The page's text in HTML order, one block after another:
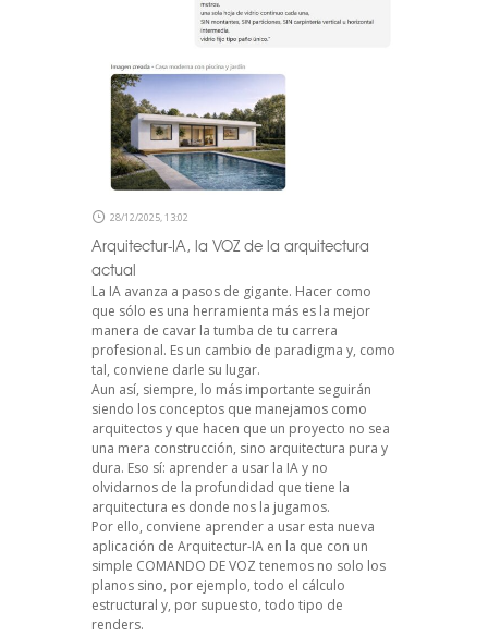
28/12/2025, 13:02
Arquitectur-IA, la VOZ de la arquitectura
actual
La IA avanza a pasos de gigante. Hacer como
que sólo es una herramienta más es la mejor
manera de cavar la tumba de tu carrera
profesional. Es un cambio de paradigma y, como
tal, conviene darle su lugar.
Aun así, siempre, lo más importante seguirán
siendo los conceptos que manejamos como
arquitectos y que hacen que un proyecto no sea
una mera construcción, sino arquitectura pura y
dura. Eso sí: aprender a usar la IA y no
olvidarnos de la profundidad que tiene la
arquitectura es donde nos la jugamos.
Por ello, conviene aprender a usar esta nueva
aplicación de Arquitectur-IA en la que con un
simple COMANDO DE VOZ tenemos no solo los
planos sino, por ejemplo, todo el cálculo
estructural y, por supuesto, todo tipo de
renders.